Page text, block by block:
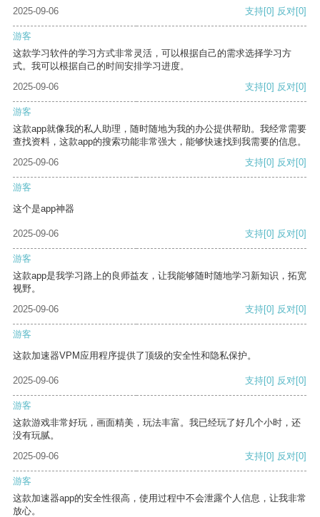
2025-09-06
支持[0] 反对[0]
游客
这款学习软件的学习方式非常灵活，可以根据自己的需求选择学习方
式。我可以根据自己的时间安排学习进度。
2025-09-06
支持[0] 反对[0]
游客
这款app就像我的私人助理，随时随地为我的办公提供帮助。我经常需要
查找资料，这款app的搜索功能非常强大，能够快速找到我需要的信息。
2025-09-06
支持[0] 反对[0]
游客
这个是app神器
2025-09-06 支持[0] 反对[0]
游客
这款app是我学习路上的良师益友，让我能够随时随地学习新知识，拓宽
视野。
2025-09-06
支持[0] 反对[0]
游客
这款加速器VPM应用程序提供了顶级的安全性和隐私保护。
2025-09-06 支持[0] 反对[0]
游客
这款游戏非常好玩，画面精美，玩法丰富。我已经玩了好几个小时，还
没有玩腻。
2025-09-06
支持[0] 反对[0]
游客
这款加速器app的安全性很高，使用过程中不会泄露个人信息，让我非常
放心。